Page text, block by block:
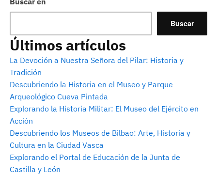
Buscar
Últimos artículos
La Devoción a Nuestra Señora del Pilar: Historia y
Tradición
Descubriendo la Historia en el Museo y Parque
Arqueológico Cueva Pintada
Explorando la Historia Militar: El Museo del Ejército en
Acción
Descubriendo los Museos de Bilbao: Arte, Historia y
Cultura en la Ciudad Vasca
Explorando el Portal de Educación de la Junta de
Castilla y León